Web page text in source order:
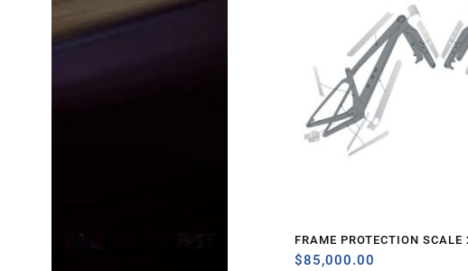
FRAME PROTECTION
$85,000.00